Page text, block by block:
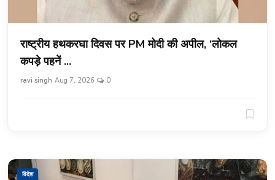
राष्ट्रीय हथकरघा दिवस पर PM मोदी की अपील, ‘लोकल
कपड़े पहनें ...
ravi singh Aug 7, 2026 0
विदेश